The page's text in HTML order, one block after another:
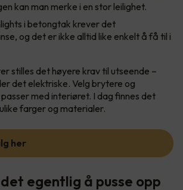
kan man merke i en stor leilighet.
i betongtak krever det
og det er ikke alltid like enkelt å få til i
stilles det høyere krav til utseende –
det elektriske. Velg brytere og
med interiøret. I dag finnes det
farger og materialer.
her
egentlig å pusse opp